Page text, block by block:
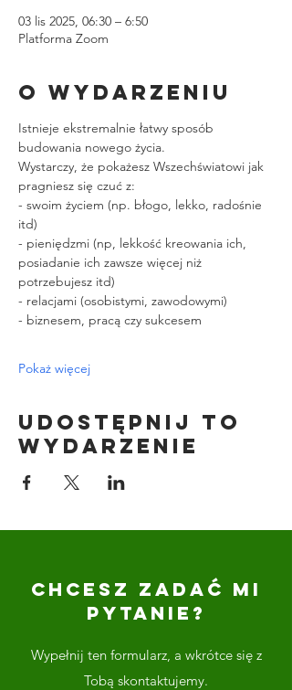
03 lis 2025, 06:30 – 6:50
Platforma Zoom
O wydarzeniu
Istnieje ekstremalnie łatwy sposób
budowania nowego życia.
Wystarczy, że pokażesz Wszechświatowi jak
pragniesz się czuć z:
- swoim życiem (np. błogo, lekko, radośnie
itd)
- pieniędzmi (np, lekkość kreowania ich,
posiadanie ich zawsze więcej niż
potrzebujesz itd)
- relacjami (osobistymi, zawodowymi)
- biznesem, pracą czy sukcesem
Pokaż więcej
Udostępnij to
wydarzenie
CHCESZ ZADAĆ MI
PYTANIE?
Wypełnij ten formularz, a wkrótce się z
Tobą skontaktujemy.